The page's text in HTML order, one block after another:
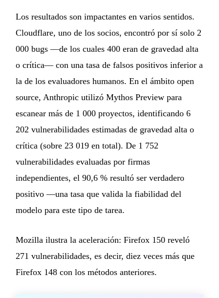
Los resultados son impactantes en varios sentidos.
Cloudflare, uno de los socios, encontró por sí solo 2
000 bugs —de los cuales 400 eran de gravedad alta
o crítica— con una tasa de falsos positivos inferior a
la de los evaluadores humanos. En el ámbito open
source, Anthropic utilizó Mythos Preview para
escanear más de 1 000 proyectos, identificando 6
202 vulnerabilidades estimadas de gravedad alta o
crítica (sobre 23 019 en total). De 1 752
vulnerabilidades evaluadas por firmas
independientes, el 90,6 % resultó ser verdadero
positivo —una tasa que valida la fiabilidad del
modelo para este tipo de tarea.
Mozilla ilustra la aceleración: Firefox 150 reveló
271 vulnerabilidades, es decir, diez veces más que
Firefox 148 con los métodos anteriores.